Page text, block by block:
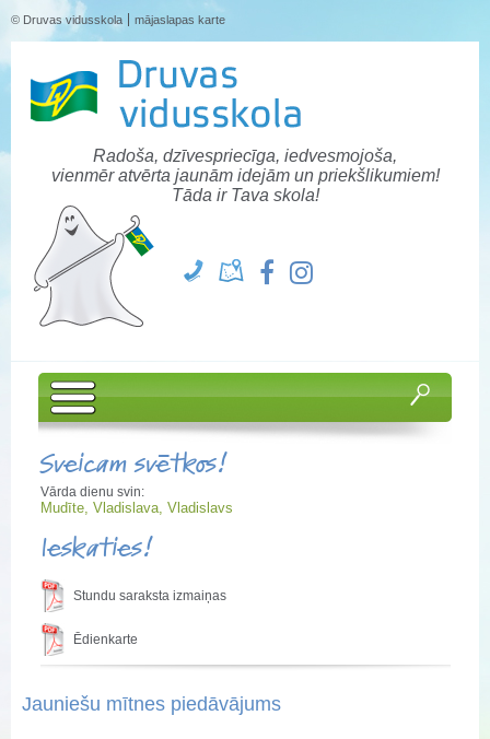
© Druvas vidusskola mājaslapas karte
Radoša, dzīvespriecīga, iedvesmojoša,
vienmēr atvērta jaunām idejām un priekšlikumiem!
Tāda ir Tava skola!
Sveicam svētkos!
Vārda dienu svin:
Mudīte, Vladislava, Vladislavs
Ieskaties!
Stundu saraksta izmaiņas
Ēdienkarte
Jauniešu mītnes piedāvājums